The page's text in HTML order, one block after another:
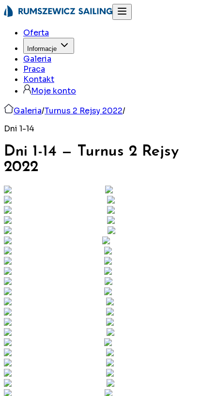
Oferta
Informacje
Galeria
Praca
Kontakt
Moje konto
Galeria/Turnus 2 Rejsy 2022/
Dni 1-14
Dni 1-14 —
Turnus 2 Rejsy
2022